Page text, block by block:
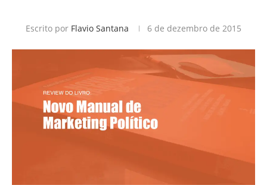
Escrito por Flavio Santana 6 de dezembro de 2015